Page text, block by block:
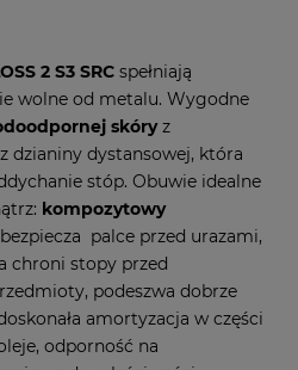
2 S3 SRC spełniają
wolne od metalu. Wygodne
skóryz
dzianiny dystansowej, która
stóp. Obuwie idealne
kompozytowy
palce przed urazami,
chroni stopy przed
podeszwa dobrze
amortyzacja w części
odporność na